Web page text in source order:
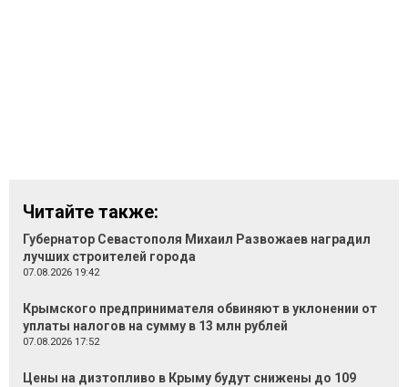
Читайте также:
Губернатор Севастополя Михаил Развожаев наградил
лучших строителей города
07.08.2026 19:42
Крымского предпринимателя обвиняют в уклонении от
уплаты налогов на сумму в 13 млн рублей
07.08.2026 17:52
Цены на дизтопливо в Крыму будут снижены до 109